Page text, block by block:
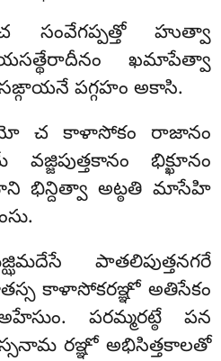
హుత్వా
ఖమాపేత్వా
పగ్గహం అకాసి.
చ కాళాసోకం రాజానం
భిక్ఖూనం
భిన్దిత్వా అట్ఠతి మాసేహి
పాతలిపుత్తనగరే
కాళాసోకరఞ్ఞో అతిసేకం
పరమ్మరట్ఠే పన
రఞ్ఞో అభిసిత్తకాలతో